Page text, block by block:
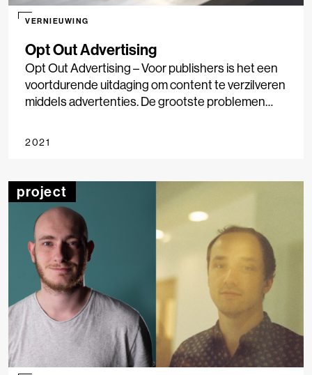
Opt Out Advertising
VERNIEUWING
Opt Out Advertising – Voor publishers is het een
voortdurende uitdaging om content te verzilveren
middels advertenties. De grootste problemen
continue verandering in privacywetgeving, de
advertentie-opbrengsten.
2021
project